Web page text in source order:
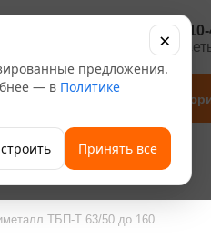
+7 347 246-
розничная
Для
ТБП-Т 63/50 до 160
предложения.
— в Политике
Принять все
×